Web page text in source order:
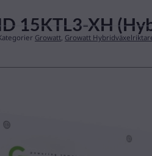
15KTL3-XH
Growatt Growatt